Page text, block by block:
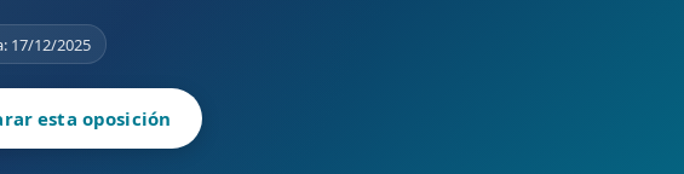
17/12/2025
esta oposición